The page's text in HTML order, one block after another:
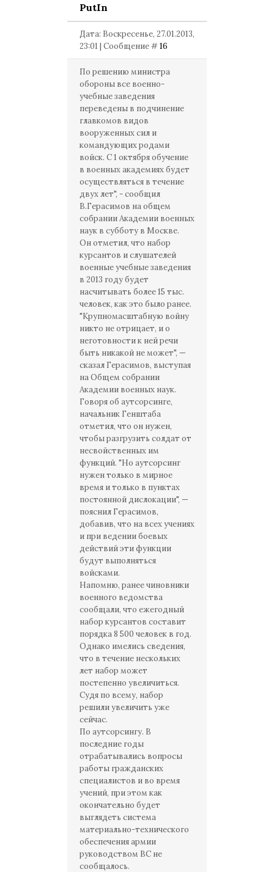
PutIn
Дата: Воскресенье, 27.01.2013,
23:01 | Сообщение #16
По решению министра
обороны все военно-
учебные заведения
переведены в подчинение
главкомов видов
вооруженных сил и
командующих родами
войск. С 1 октября обучение
в военных академиях будет
осуществляться в течение
двух лет", - сообщил
В.Герасимов на общем
собрании Академии военных
наук в субботу в Москве.
Он отметил, что набор
курсантов и слушателей
военные учебные заведения
в 2013 году будет
насчитывать более 15 тыс.
человек, как это было ранее.
"Крупномасштабную войну
никто не отрицает, и о
неготовности к ней речи
быть никакой не может", —
сказал Герасимов, выступая
на Общем собрании
Академии военных наук.
Говоря об аутсорсинге,
начальник Генштаба
отметил, что он нужен,
чтобы разгрузить солдат от
несвойственных им
функций. "Но аутсорсинг
нужен только в мирное
время и только в пунктах
постоянной дислокации", —
пояснил Герасимов,
добавив, что на всех учениях
и при ведении боевых
действий эти функции
будут выполняться
войсками.
Напомню, ранее чиновники
военного ведомства
сообщали, что ежегодный
набор курсантов составит
порядка 8 500 человек в год.
Однако имелись сведения,
что в течение нескольких
лет набор может
постепенно увеличиться.
Судя по всему, набор
решили увеличить уже
сейчас.
По аутсорсингу. В
последние годы
отрабатывались вопросы
работы гражданских
специалистов и во время
учений, при этом как
окончательно будет
выглядеть система
материально-технического
обеспечения армии
руководством ВС не
сообщалось.